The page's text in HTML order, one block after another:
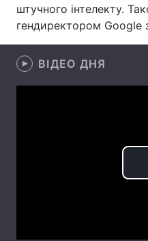
Послуги
штучного інтелекту.
гендиректором Google
ВІДЕО ДНЯ